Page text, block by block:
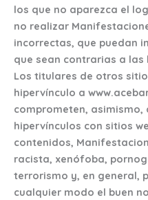
los que no aparezca el
no realizar
incorrectas, que puedan
que sean contrarias a las
Los titulares de otros
hipervínculo a
comprometen, asimismo,
hipervínculos con sitios
contenidos,
racista, xenófoba,
terrorismo y, en general,
cualquier modo el buen